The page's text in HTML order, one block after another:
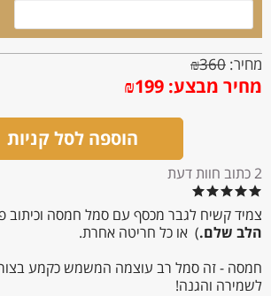
מחיר: ₪360
מחיר מבצע: ₪199
הוספה לסל קניות
2 כתוב חוות דעת
צמיד קשיח לגבר מכסף עם סמל חמסה וכיתוב
הלב שלם.) או כל חריטה אחרת.
חמסה - זה סמל רב עוצמה המשמש כקמע
לשמירה והגנה!